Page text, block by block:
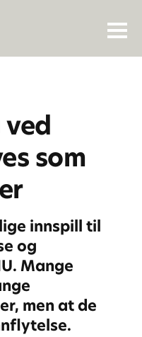
som
innspill til
og
Mange
men at de